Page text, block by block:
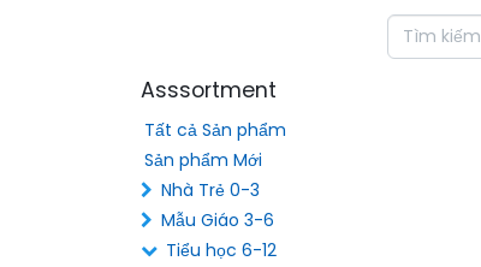
Asssortment
Tất cả Sản phẩm
Sản phẩm Mới
Nhà Trẻ 0-3
Mẫu Giáo 3-6
Tiểu học 6-12